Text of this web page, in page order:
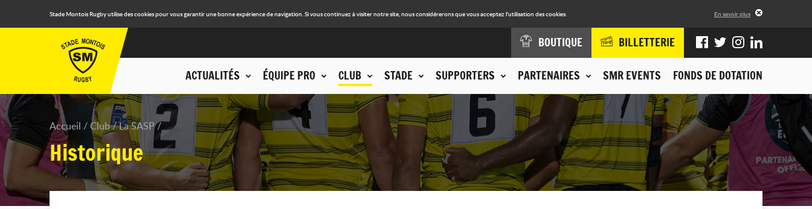
Stade Montois Rugby utilise des cookies pour vous garantir une bonne expérience de navigation. Si vous continuez à visiter notre site, nous considérerons que vous acceptez l'utilisation des cookies. En savoir plus
ACTUALITÉS ÉQUIPE PRO CLUB STADE SUPPORTERS PARTENAIRES SMR EVENTS FONDS DE DOTATION
BOUTIQUE BILLETTERIE
Accueil Club La SASP
Historique